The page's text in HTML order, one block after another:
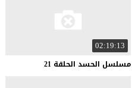
02:19:13
مسلسل الحسد الحلقة 21